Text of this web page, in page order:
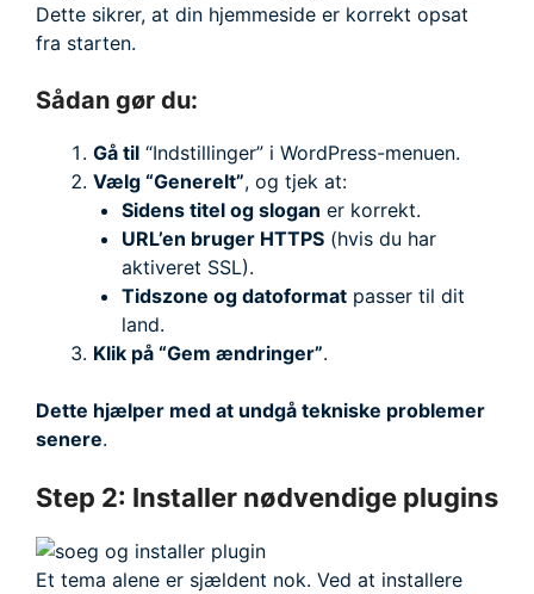
Dette sikrer, at din hjemmeside er korrekt opsat
fra starten.
Sådan gør du:
Gå til “Indstillinger” i WordPress-menuen.
Vælg “Generelt”, og tjek at:
Sidens titel og slogan er korrekt.
URL’en bruger HTTPS (hvis du har
aktiveret SSL).
Tidszone og datoformat passer til dit
land.
Klik på “Gem ændringer”.
Dette hjælper med at undgå tekniske problemer
senere.
Step 2: Installer nødvendige plugins
Et tema alene er sjældent nok. Ved at installere